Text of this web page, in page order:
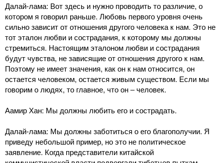
Далай-лама: Вот здесь и нужно проводить то различие, о
котором я говорил раньше. Любовь первого уровня очень
сильно зависит от отношения другого человека к нам. Это не
тот эталон любви и сострадания, к которому мы должны
стремиться. Настоящим эталоном любви и сострадания
будут чувства, не зависящие от отношения другого к нам.
Поэтому не имеет значения, как он к нам относится, он
остается человеком, остается живым существом. Если мы
говорим о людях, то главное, что он ‒ человек.
Аамир Хан: Мы должны любить его и сострадать.
Далай-лама: Мы должны заботиться о его благополучии. Я
приведу небольшой пример, но это не политическое
заявление. Когда представители китайской